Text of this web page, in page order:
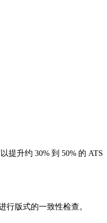
提升约 30% 到 50% 的 ATS
行版式的一致性检查。